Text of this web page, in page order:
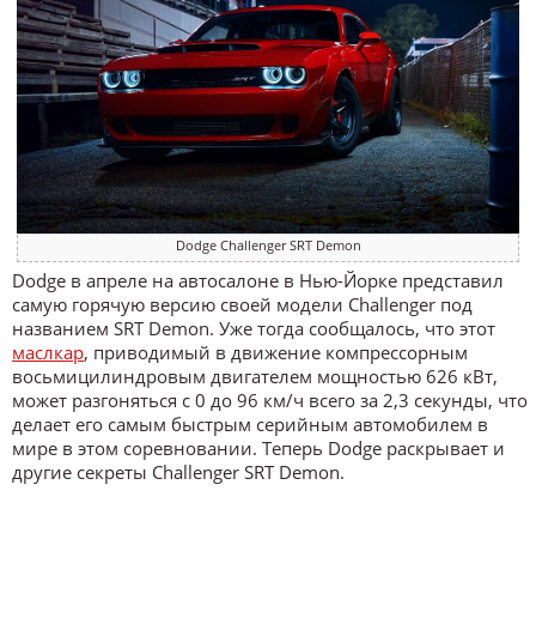
Dodge Challenger SRT Demon
Dodge в апреле на автосалоне в Нью-Йорке представил
самую горячую версию своей модели Challenger под
названием SRT Demon. Уже тогда сообщалось, что этот
маслкар, приводимый в движение компрессорным
восьмицилиндровым двигателем мощностью 626 кВт,
может разгоняться с 0 до 96 км/ч всего за 2,3 секунды, что
делает его самым быстрым серийным автомобилем в
мире в этом соревновании. Теперь Dodge раскрывает и
другие секреты Challenger SRT Demon.